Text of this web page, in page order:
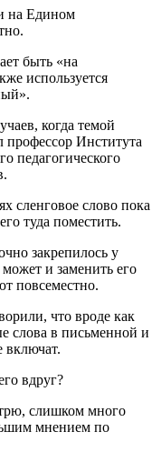
на Едином
быть «на
используется
когда темой
профессор Института
педагогического
сленговое слово пока
туда поместить.
закрепилось у
и заменить его
повсеместно.
что вроде как
слова в письменной и
включат.
вдруг?
слишком много
мнением по